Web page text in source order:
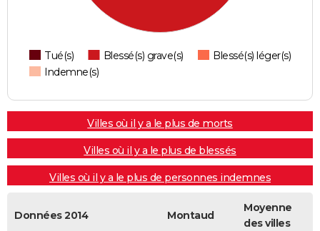
Tué(s) Blessé(s) grave(s)
Blessé(s) léger(s)
Indemne(s)
Villes où il y a le plus de morts
Villes où il y a le plus de blessés
Villes où il y a le plus de personnes indemnes
Données 2014 Montaud
Moyenne
des villes